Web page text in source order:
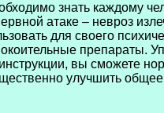
знать каждому
атаке – невроз
для своего
препараты.
вы сможете
улучшить общее